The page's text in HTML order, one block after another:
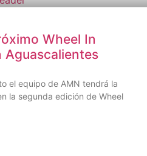
Wheel In
Aguascalientes
el equipo de AMN tendrá la
la segunda edición de Wheel